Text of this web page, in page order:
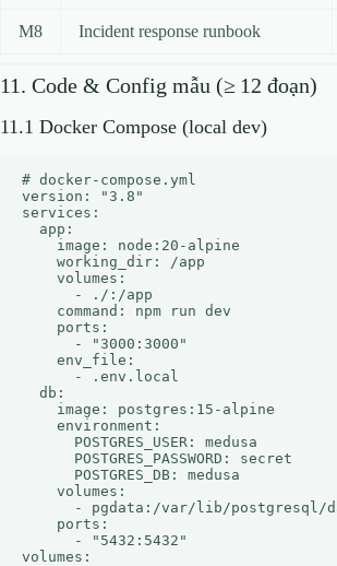
M8 Incident response runbook
11. Code & Config mẫu (≥ 12 đoạn)
11.1 Docker Compose (local dev)
# docker-compose.yml
version: "3.8"
services:
  app:
    image: node:20-alpine
    working_dir: /app
    volumes:
      - ./:/app
    command: npm run dev
    ports:
      - "3000:3000"
    env_file:
      - .env.local
  db:
    image: postgres:15-alpine
    environment:
      POSTGRES_USER: medusa
      POSTGRES_PASSWORD: secret
      POSTGRES_DB: medusa
    volumes:
- pgdata:/var/lib/postgresql/
    ports:
      - "5432:5432"
volumes: